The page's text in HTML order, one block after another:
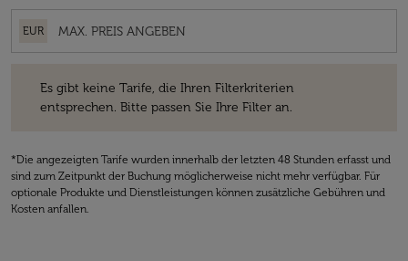
EUR
Es gibt keine Tarife, die Ihren Filterkriterien
entsprechen. Bitte passen Sie Ihre Filter an.
*Die angezeigten Tarife wurden innerhalb der letzten 48 Stunden erfasst und
sind zum Zeitpunkt der Buchung möglicherweise nicht mehr verfügbar. Für
optionale Produkte und Dienstleistungen können zusätzliche Gebühren und
Kosten anfallen.